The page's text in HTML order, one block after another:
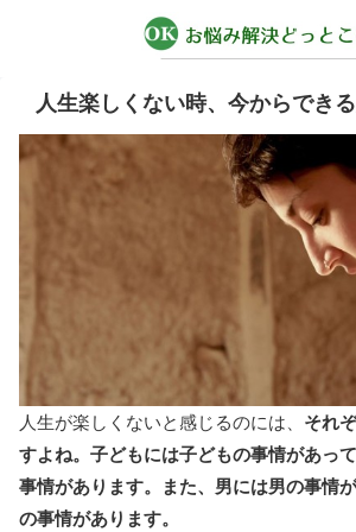
人生楽しくない時、今からでき
人生が楽しくないと感じるのには、 それ
すよね。子どもには子どもの事情があっ
事情があります。また、男には男の事情
の事情があります。